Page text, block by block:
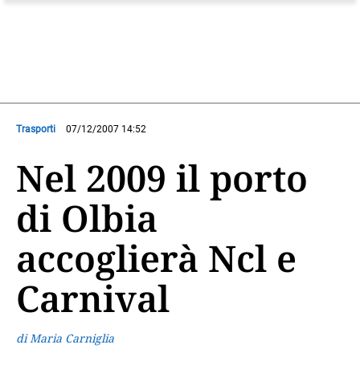
Trasporti 07/12/2007 14:52
Nel 2009 il porto
di Olbia
accoglierà Ncl e
Carnival
di Maria Carniglia